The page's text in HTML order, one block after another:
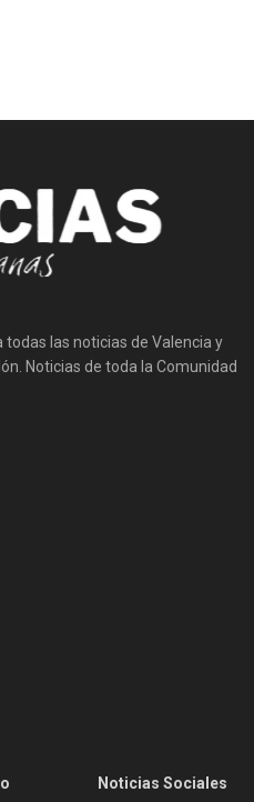
las noticias de Valencia y
Noticias de toda la Comunidad
Noticias Sociales